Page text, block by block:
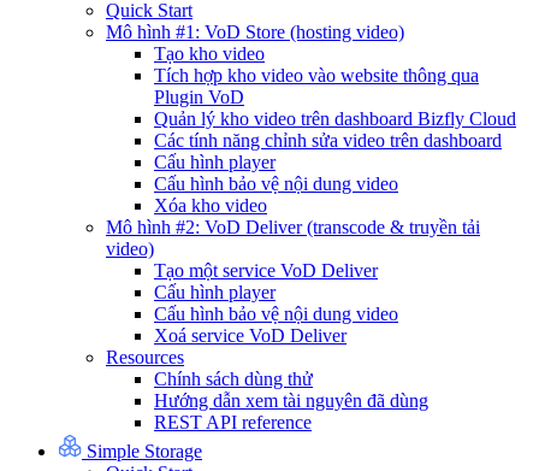
Quick Start
Mô hình #1: VoD Store (hosting video)
Tạo kho video
Tích hợp kho video vào website thông qua
Plugin VoD
Quản lý kho video trên dashboard Bizfly Cloud
Các tính năng chỉnh sửa video trên dashboard
Cấu hình player
Cấu hình bảo vệ nội dung video
Xóa kho video
Mô hình #2: VoD Deliver (transcode & truyền tải
video)
Tạo một service VoD Deliver
Cấu hình player
Cấu hình bảo vệ nội dung video
Xoá service VoD Deliver
Resources
Chính sách dùng thử
Hướng dẫn xem tài nguyên đã dùng
REST API reference
Simple Storage